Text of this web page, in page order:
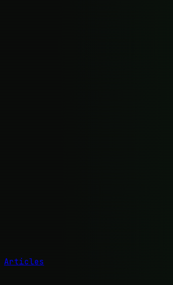
Articles